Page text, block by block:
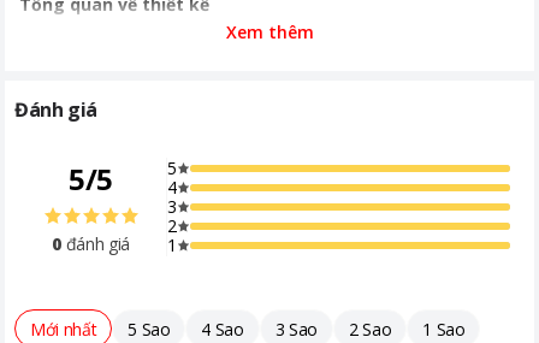
Điều khiển lên xuống tự động, trái
Kích thước - Khối
lượng dàn lạnh
Kích thước - Khối
lượng dàn nóng
Dài 86.5 cm - Cao 54.5 cm - Dày 30
cm - Nặng 27.5 kg
Khoảng giá
Từ 10 - 20 triệu
Tự khởi động lại khi có điện
Vỏ được làm bằng nhựa cao cấp, kết hợp cùng màu trắng trang
Xem thêm
Đánh giá
5/5
0 đánh giá
5
4
3
2
1
Mới nhất 5 Sao 4 Sao 3 Sao 2 Sao 1 Sao